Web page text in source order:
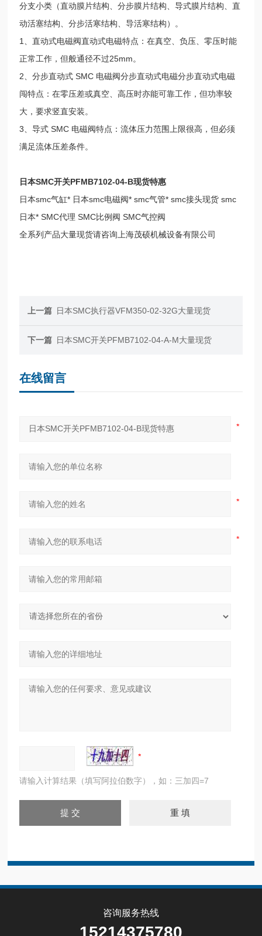
分支小类（直动膜片结构、分步膜片结构、导式膜片结构、直
动活塞结构、分步活寒结构、导活寒结构）。
1、直动式电磁阀直动式电磁特点：在真空、负压、零压时能
正常工作，但般通径不过25mm。
2、分步直动式 SMC 电磁阀分步直动式电磁分步直动式电磁
闯特点：在零压差或真空、高压时亦能可靠工作，但功率较
大，要求竖直安装。
3、导式 SMC 电磁阀特点：流体压力范围上限很高，但必须
满足流体压差条件。
日本SMC开关PFMB7102-04-B现货特惠
日本smc气缸* 日本smc电磁阀* smc气管* smc接头现货 smc
日本* SMC代理 SMC比例阀 SMC气控阀
全系列产品大量现货请咨询上海茂硕机械设备有限公司
上一篇 日本SMC执行器VFM350-02-32G大量现货
下一篇 日本SMC开关PFMB7102-04-A-M大量现货
在线留言
请输入计算结果（填写阿拉伯数字），如：三加四=7
咨询服务热线
15214375780